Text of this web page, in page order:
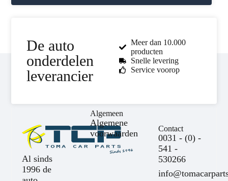
De auto
onderdelen
leverancier
Meer dan 10.000
producten
Snelle levering
Service voorop
Al sinds
1996 de
Algemeen
Algemene
voorwaarden
Contact
0031 - (0) -
541 -
530266